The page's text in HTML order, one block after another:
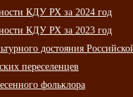
КДУ РХ за 2024 год
КДУ РХ за 2023 год
достояния
переселенцев
фольклора